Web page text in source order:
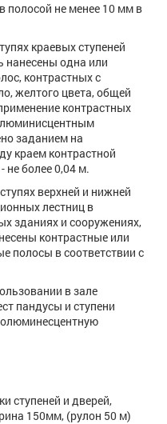
не менее 10 мм в
краевых ступеней
одна или
контрастных с
желтого цвета, общей
контрастных
заданием на
краем контрастной
не более 0,04 м.
верхней и нижней
лестниц в
зданиях и сооружениях,
контрастные или
полосы в соответствии с
в зале
пандусы и ступени
ступеней и дверей,
150мм, (рулон 50 м)